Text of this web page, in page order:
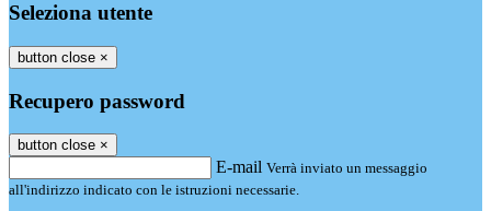
Seleziona utente
button close ×
Recupero password
button close ×
E-mail Verrà inviato un messaggio
all'indirizzo indicato con le istruzioni necessarie.